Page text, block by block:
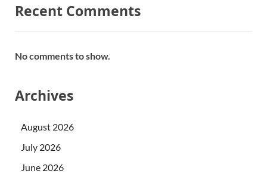
Recent Comments
No comments to show.
Archives
August 2026
July 2026
June 2026